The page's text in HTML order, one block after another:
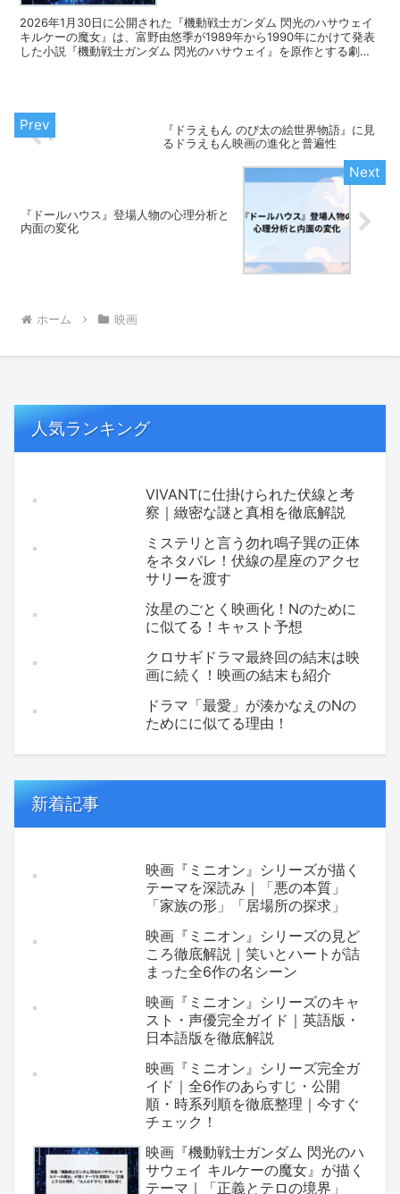
2026年1月30日に公開された『機動戦士ガンダム 閃光のハサウェイ
キルケーの魔女』は、富野由悠季が1989年から1990年にかけて発表
した小説『機動戦士ガンダム 閃光のハサウェイ』を原作とする劇場
『ドラえもん のび太の絵世界物語』に見
るドラえもん映画の進化と普遍性
『ドールハウス』登場人物の心理分析と
内面の変化
ホーム 映画
人気ランキング
VIVANTに仕掛けられた伏線と考
察｜緻密な謎と真相を徹底解説
ミステリと言う勿れ鳴子巽の正体
をネタバレ！伏線の星座のアクセ
サリーを渡す
汝星のごとく映画化！Nのために
に似てる！キャスト予想
クロサギドラマ最終回の結末は映
画に続く！映画の結末も紹介
ドラマ「最愛」が湊かなえのNの
ためにに似てる理由！
新着記事
映画『ミニオン』シリーズが描く
テーマを深読み｜「悪の本質」
「家族の形」「居場所の探求」
映画『ミニオン』シリーズの見ど
ころ徹底解説｜笑いとハートが詰
まった全6作の名シーン
映画『ミニオン』シリーズのキャ
スト・声優完全ガイド｜英語版・
日本語版を徹底解説
映画『ミニオン』シリーズ完全ガ
イド｜全6作のあらすじ・公開
順・時系列順を徹底整理｜今すぐ
チェック！
映画『機動戦士ガンダム 閃光のハ
サウェイ キルケーの魔女』が描く
テーマ｜「正義とテロの境界」